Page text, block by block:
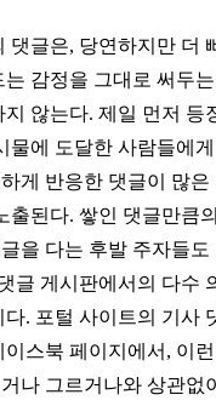
댓글은, 당연하지만 더
감정을 그대로 써두는
않는다. 제일 먼저 등
물에 도달한 사람들에게
게 반응한 댓글이 많은
출된다. 쌓인 댓글만큼
을 다는 후발 주자들
글 게시판에서의 다수
. 포털 사이트의 기사
스북 페이지에서, 이
나 그르거나와 상관없